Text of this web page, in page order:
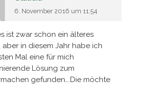
6. November 2016 um 11:54
ist zwar schon ein älteres
aber in diesem Jahr habe ich
Mal eine für mich
Lösung zum
gefunden….Die möchte